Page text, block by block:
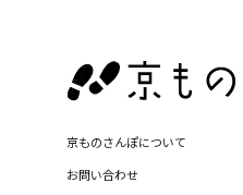
京ものさんぽについて
お問い合わせ